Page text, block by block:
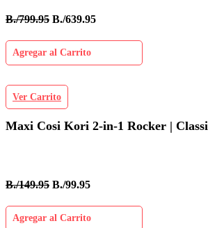
B./799.95 B./639.95
Agregar al Carrito
Ver Carrito
Maxi Cosi Kori 2-in-1 Rocker |
B./149.95 B./99.95
Agregar al Carrito